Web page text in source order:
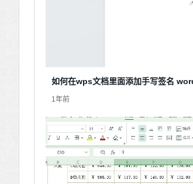
如何在wps文档里面添加手写签名
1年前